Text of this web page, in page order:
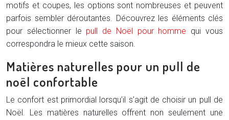
motifs et coupes, les options sont nombreuses et peuvent
parfois sembler déroutantes. Découvrez les éléments clés
pour sélectionner le pull de Noël pour homme qui vous
correspondra le mieux cette saison.
Matières naturelles pour un pull de
noël confortable
Le confort est primordial lorsqu’il s’agit de choisir un pull de
Noël. Les matières naturelles offrent non seulement une